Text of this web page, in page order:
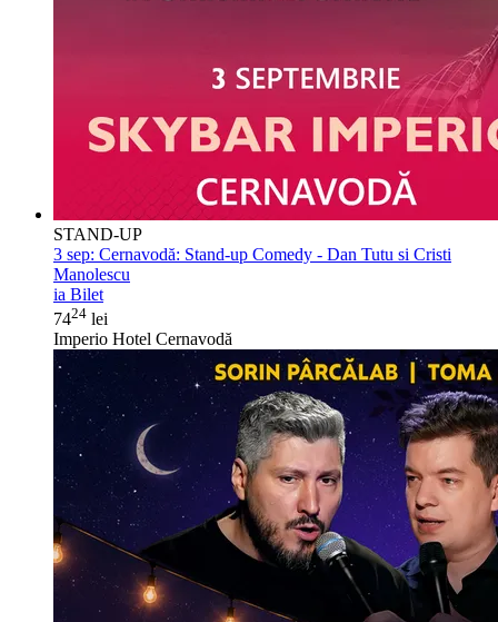
STAND-UP
3 sep: Cernavodă: Stand-up Comedy - Dan Tutu si Cristi
Manolescu
ia Bilet
7424 lei
Imperio Hotel Cernavodă